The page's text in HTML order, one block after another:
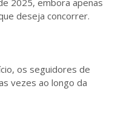
2025, embora apenas
deseja concorrer.
os seguidores de
vezes ao longo da